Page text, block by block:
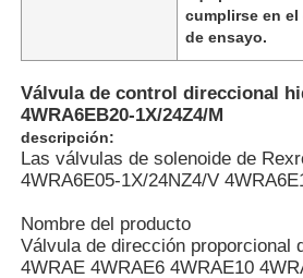
cumplirse en
de ensayo.
Válvula de control direccional
4WRA6EB20-1X/24Z4/M
descripción:
Las válvulas de solenoide de
4WRA6E05-1X/24NZ4/V
Nombre del producto
Válvula de dirección proporcional
4WRAE 4WRAE6 4WRAE10